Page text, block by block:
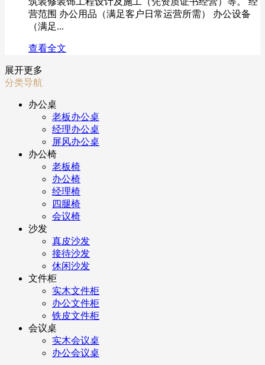
营范围 办公用品（满足客户日常运营所需） 办公设备
（满足...
查看全文
展开更多
分类导航
办公桌
老板办公桌
经理办公桌
屏风办公桌
办公椅
老板椅
办公椅
经理椅
四腿椅
会议椅
沙发
真皮沙发
接待沙发
休闲沙发
文件柜
实木文件柜
办公文件柜
铁皮文件柜
会议桌
实木会议桌
办公会议桌